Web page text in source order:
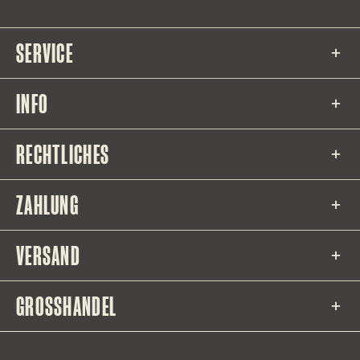
SERVICE
INFO
RECHTLICHES
ZAHLUNG
VERSAND
GROSSHANDEL